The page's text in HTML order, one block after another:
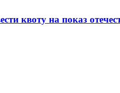
квоту на показ